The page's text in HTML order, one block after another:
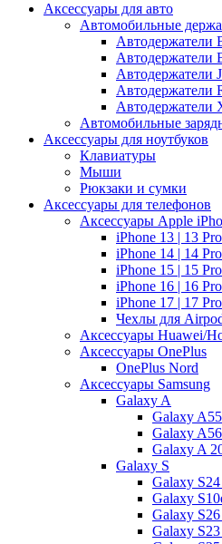
Аксессуары для авто
Автомобильные
Автодержатели
Автодержатели
Автодержатели
Автодержатели
Автодержатели
Автомобильные
Аксессуары для ноутбуков
Клавиатуры
Мыши
Рюкзаки и сумки
Аксессуары для телефонов
Аксессуары Apple
iPhone 13 | 13 Pro
iPhone 14 | 14 Pro
iPhone 15 | 15 Pro
iPhone 16 | 16 Pro
iPhone 17 | 17 Pro
Чехлы для
Аксессуары Huawei/
Аксессуары OnePlus
OnePlus Nord
Аксессуары Samsung
Galaxy A
Galaxy
Galaxy
Galaxy A
Galaxy S
Galaxy
Galaxy
Galaxy
Galaxy